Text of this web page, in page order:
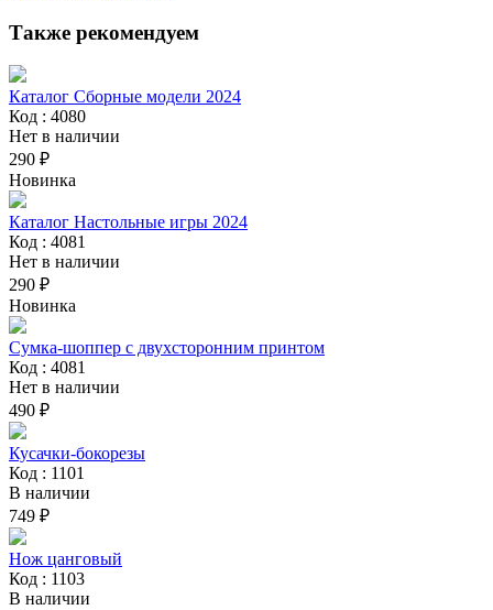
Также рекомендуем
Каталог Сборные модели 2024
Код : 4080
Нет в наличии
290 ₽
Новинка
Каталог Настольные игры 2024
Код : 4081
Нет в наличии
290 ₽
Новинка
Сумка-шоппер с двухсторонним принтом
Код : 4081
Нет в наличии
490 ₽
Кусачки-бокорезы
Код : 1101
В наличии
749 ₽
Нож цанговый
Код : 1103
В наличии